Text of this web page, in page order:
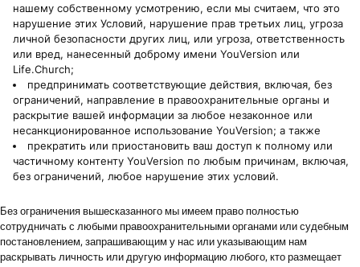
нашему собственному усмотрению, если мы считаем, что это
нарушение этих Условий, нарушение прав третьих лиц, угроза
личной безопасности других лиц, или угроза, ответственность
или вред, нанесенный доброму имени YouVersion или
Life.Church;
предпринимать соответствующие действия, включая, без
ограничений, направление в правоохранительные органы и
раскрытие вашей информации за любое незаконное или
несанкционированное использование YouVersion; а также
прекратить или приостановить ваш доступ к полному или
частичному контенту YouVersion по любым причинам, включая,
без ограничений, любое нарушение этих условий.
Без ограничения вышесказанного мы имеем право полностью
сотрудничать с любыми правоохранительными органами или судебным
постановлением, запрашивающим у нас или указывающим нам
раскрывать личность или другую информацию любого, кто размещает